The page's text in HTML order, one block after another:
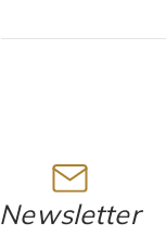
Newsletter